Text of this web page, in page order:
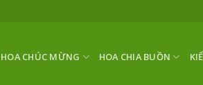
HOA CHÚC MỪNG HOA CHIA BUỒN